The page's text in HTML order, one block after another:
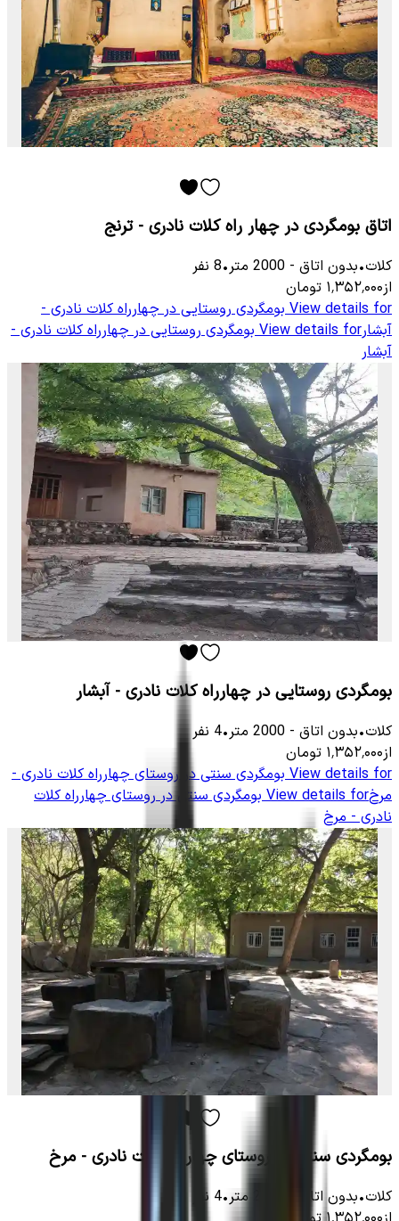
اتاق بومگردی در چهار راه کلات نادری - ترنج
کلات•بدون اتاق -
2000 متر•
8 نفر
از۱٬۳۵۲٬۰۰۰ تومان
View details for بومگردی روستایی در چهارراه کلات نادری -
آبشارView details for بومگردی روستایی در چهارراه کلات نادری -
آبشار
بومگردی روستایی در چهارراه کلات نادری - آبشار
کلات•بدون اتاق -
2000 متر•
4 نفر
از۱٬۳۵۲٬۰۰۰ تومان
View details for بومگردی سنتی در روستای چهارراه کلات نادری -
مرخView details for بومگردی سنتی در روستای چهارراه کلات
نادری - مرخ
بومگردی سنتی در روستای چهارراه کلات نادری - مرخ
کلات•بدون اتاق متر•
4 نفر